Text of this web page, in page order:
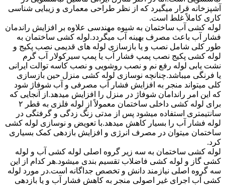
آشپزخانه قرار میگیرد که از نظر طراحی معماری و زیبایی شناسی
کاری کاملاً غلط است.
لوله کشی آب ساختمان به شیوه مهندسی علاوه بر افزایش راندمان
فشار آب باعث مصرف بهینه آب میگردد.لوله کشی ساختمان به
طور کلی شامل نصب و یا بازسازی لوله های قدیمی نصب پکیج و
لوله کشی پکیج نصب پمپ فشار آب یا پمپ سیرکولار آب گرم
نشت یابی لوله رفع نم و نصب روشویی و نصب کاسه توالت ایرانی
یا فرنگی میباشد.چنانچه نوسازی لوله کشی منزل حین بازسازی
کلی میتواند منجر به افزایش فشار آب مصرفی و آب شوفاژ شود
که این امر راندامان شوفاژ در منزل را افزایش میدهد.از آنجایی که
برای لوله کشی داخلی ساختمان معمولاً از لوله فلزی به قطر ۲
سانتیمتری استفاده میشود پس از مدتی زنگ زدگی و گرفتگی در
لوله فشار آب را بسیار کاهش میدهد.با تعویض و نوسازی لوله کشی
ساختمان میتوان در مصرف انرژی و افزایش بازدهی کمک بسیاری
کرد.
لوله کشی ساختمان به سه زیر گروه اصلی لوله کشی آب و لوله
کشی گاز و لوله کشی فاضلاب تقسیم بندی میشود.هر کدام از این
سه گروه اصلی نیازمند دانش و تخصص جداگانه است.در مورد لوله
کشی آب اجرای غیر اصولی منجر به کاهش فشار آب و یا بازدهی